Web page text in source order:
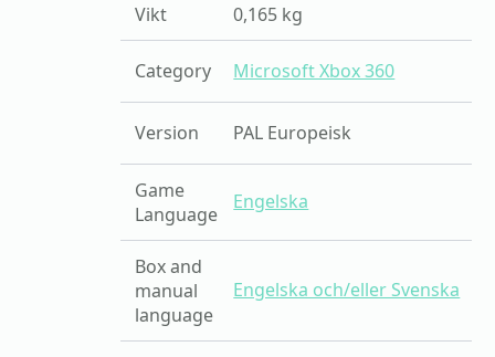
Vikt 0,165 kg
Category Microsoft Xbox 360
Version PAL Europeisk
Game
Language
Engelska
Box and
manual
language
Engelska och/eller Svenska